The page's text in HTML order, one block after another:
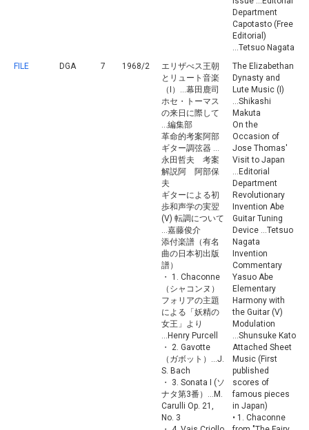
Department
Capotasto (Free
Editorial)
...Tetsuo Nagata
FILE
DGA 7 1968/2
エリザべス王朝
とリュート音楽
（I）...幕田鹿司
ホセ・トーマス
の来日に際して
...編集部
革命的考案阿部
ギター調弦器 ...
永田哲夫 考案
解説阿 阿部保
夫
ギターによる初
歩和声学の実翌
(V) 転調について
...嘉藤俊介
添付楽譜（有名
曲の日本初出版
譜）
・ 1. Chaconne
（シャコンヌ）
フォリアの主題
による「妖精の
女王」より
...Henry Purcell
・ 2. Gavotte
（ガボット）...J.
S. Bach
・ 3. Sonata I (ソ
ナタ第3番）...M.
Carulli Op. 21,
No. 3
The Elizabethan
Dynasty and
Lute Music (I)
...Shikashi
Makuta
On the
Occasion of
Jose Thomas'
Visit to Japan
...Editorial
Department
Revolutionary
Invention Abe
Guitar Tuning
Device ...Tetsuo
Nagata
Invention
Commentary
Yasuo Abe
Elementary
Harmony with
the Guitar (V)
Modulation
...Shunsuke Kato
Attached Sheet
Music (First
published
scores of
famous pieces
in Japan)
• 1. Chaconne